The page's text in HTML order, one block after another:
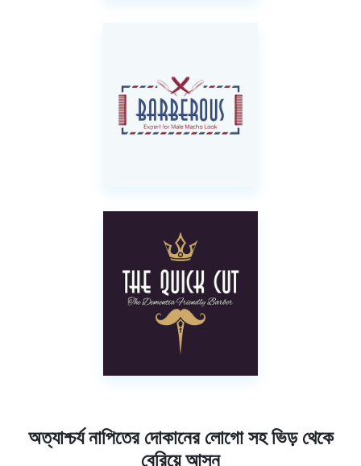
অত্যাশ্চর্য নাপিতের দোকানের লোগো সহ ভিড় থেকে
বেরিয়ে আসুন